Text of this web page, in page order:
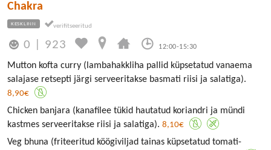
Chakra
KESKLINN
0 923 12:00-15:30
Mutton kofta curry (lambahakkliha pallid küpsetatud vanaema
salajase retsepti järgi serveeritakse basmati riisi ja salatiga).
8,90€
Chicken banjara (kanafilee tükid hautatud koriandri ja mündi
kastmes serveeritakse riisi ja salatiga). 8,10€
Veg bhuna (friteeritud köögiviljad tainas küpsetatud tomati-